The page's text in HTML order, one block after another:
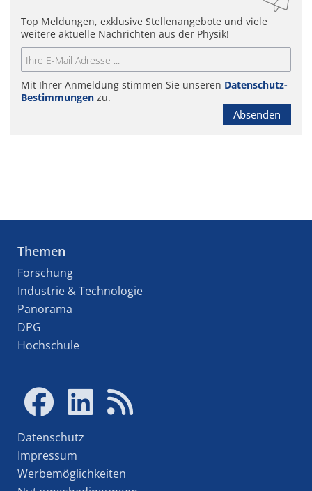
Top Meldungen, exklusive Stellenangebote und viele
weitere aktuelle Nachrichten aus der Physik!
Mit Ihrer Anmeldung stimmen Sie unseren Datenschutz-
Bestimmungen zu.
Absenden
Themen
Forschung
Industrie & Technologie
Panorama
DPG
Hochschule
Datenschutz
Impressum
Werbemöglichkeiten